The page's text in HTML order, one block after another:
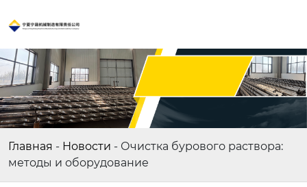
Главная - Новости - Очистка бурового раствора:
методы и оборудование